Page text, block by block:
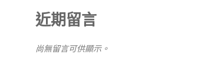
近期留言
尚無留言可供顯示。